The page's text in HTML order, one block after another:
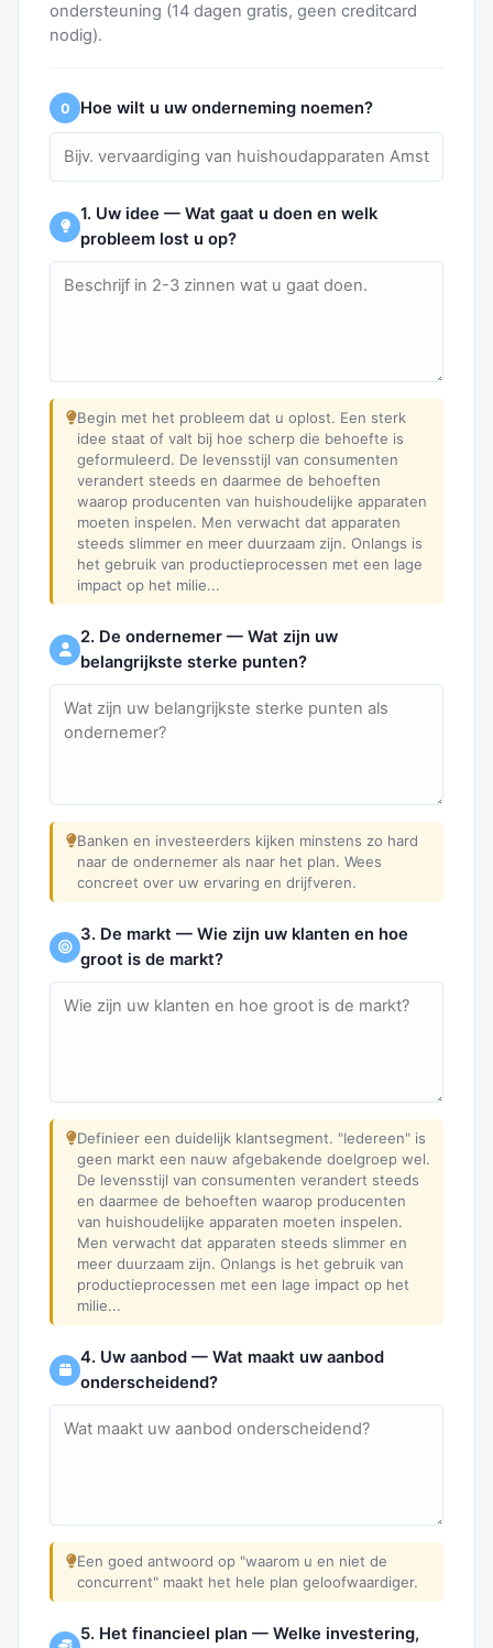
ondersteuning (14 dagen gratis, geen creditcard
nodig).
0 Hoe wilt u uw onderneming noemen?
1. Uw idee — Wat gaat u doen en welk
probleem lost u op?
Begin met het probleem dat u oplost. Een sterk
idee staat of valt bij hoe scherp die behoefte is
geformuleerd. De levensstijl van consumenten
verandert steeds en daarmee de behoeften
waarop producenten van huishoudelijke apparaten
moeten inspelen. Men verwacht dat apparaten
steeds slimmer en meer duurzaam zijn. Onlangs is
het gebruik van productieprocessen met een lage
impact op het milie...
2. De ondernemer — Wat zijn uw
belangrijkste sterke punten?
Banken en investeerders kijken minstens zo hard
naar de ondernemer als naar het plan. Wees
concreet over uw ervaring en drijfveren.
3. De markt — Wie zijn uw klanten en hoe
groot is de markt?
Definieer een duidelijk klantsegment. "Iedereen" is
geen markt een nauw afgebakende doelgroep wel.
De levensstijl van consumenten verandert steeds
en daarmee de behoeften waarop producenten
van huishoudelijke apparaten moeten inspelen.
Men verwacht dat apparaten steeds slimmer en
meer duurzaam zijn. Onlangs is het gebruik van
productieprocessen met een lage impact op het
milie...
4. Uw aanbod — Wat maakt uw aanbod
onderscheidend?
Een goed antwoord op "waarom u en niet de
concurrent" maakt het hele plan geloofwaardiger.
5. Het financieel plan — Welke investering,